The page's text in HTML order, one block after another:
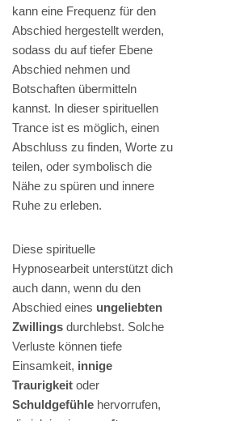
kann eine Frequenz für den
Abschied hergestellt werden,
sodass du auf tiefer Ebene
Abschied nehmen und
Botschaften übermitteln
kannst. In dieser spirituellen
Trance ist es möglich, einen
Abschluss zu finden, Worte zu
teilen, oder symbolisch die
Nähe zu spüren und innere
Ruhe zu erleben.
Diese spirituelle
Hypnosearbeit unterstützt dich
auch dann, wenn du den
Abschied eines ungeliebten
Zwillings durchlebst. Solche
Verluste können tiefe
Einsamkeit, innige
Traurigkeit oder
Schuldgefühle hervorrufen,